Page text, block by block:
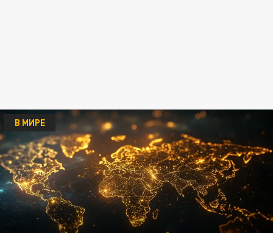
В МИРЕ